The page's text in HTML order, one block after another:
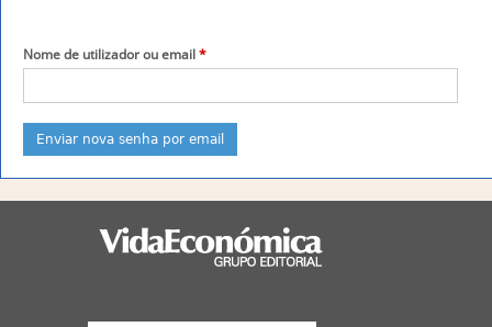
Nome de utilizador ou email*